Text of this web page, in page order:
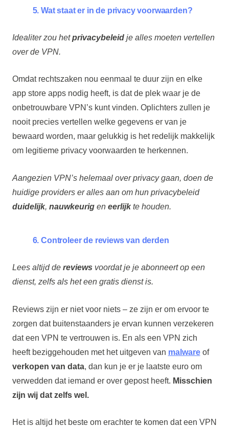
5. Wat staat er in de privacy voorwaarden?
Idealiter zou hetprivacybeleidje alles moeten vertellen
over de VPN.
Omdat rechtszaken nou eenmaal te duur zijn en elke
app store apps nodig heeft, is dat de plek waar je de
onbetrouwbare VPN’s kunt vinden. Oplichters zullen je
nooit precies vertellen welke gegevens er van je
bewaard worden, maar gelukkig is het redelijk makkelijk
om legitieme privacy voorwaarden te herkennen.
Aangezien VPN’s helemaal over privacy gaan, doen de
huidige providers er alles aan om hun privacybeleid
duidelijk, nauwkeurigen eerlijkte houden.
6. Controleer de reviews van derden
Lees altijd de reviews voordat je je abonneert op een
dienst, zelfs als het een gratis dienst is.
Reviews zijn er niet voor niets – ze zijn er om ervoor te
zorgen dat buitenstaanders je ervan kunnen verzekeren
dat een VPN te vertrouwen is. En als een VPN zich
heeft beziggehouden met het uitgeven van malwareof
verkopen van data, dan kun je er je laatste euro om
verwedden dat iemand er over gepost heeft. Misschien
zijn wij dat zelfs wel.
Het is altijd het beste om erachter te komen dat een VPN